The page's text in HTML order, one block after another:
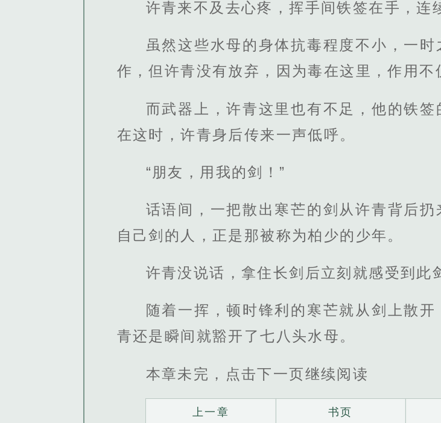
许青来不及去心疼，挥手间铁签在手，连
虽然这些水母的身体抗毒程度不小，一
作，但许青没有放弃，因为毒在这里，作用不
而武器上，许青这里也有不足，他的铁
在这时，许青身后传来一声低呼。
“朋友，用我的剑！”
话语间，一把散出寒芒的剑从许青背后
自己剑的人，正是那被称为柏少的少年。
许青没说话，拿住长剑后立刻就感受到此
随着一挥，顿时锋利的寒芒就从剑上散
青还是瞬间就豁开了七八头水母。
本章未完，点击下一页继续阅读
上一章 书页